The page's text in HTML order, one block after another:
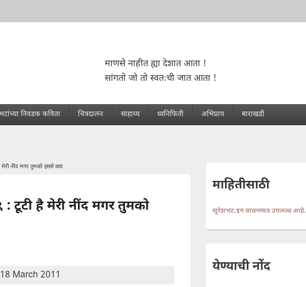
माणसे नाहीत ह्या देशात आता !
सांगतो जो तो स्वतःची जात आता !
निवडक कविता चित्रदालन साहाय्य ध्वनिफिती अभिप्राय बाराखडी
नींद मगर तुमको इससे क्या
टूटी है मेरी नींद मगर तुमको
March 2011
माहितीसाठी
सुरेशभट.इन वाचनमात्र उपलब्ध आहे.
येण्याची नोंद